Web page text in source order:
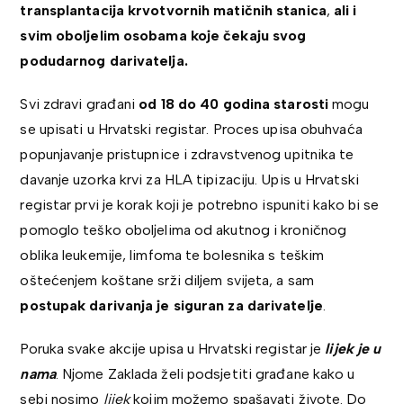
transplantacija krvotvornih matičnih stanica, ali i
svim oboljelim osobama koje čekaju svog
podudarnog darivatelja.
Svi zdravi građani od 18 do 40 godina starosti mogu
se upisati u Hrvatski registar. Proces upisa obuhvaća
popunjavanje pristupnice i zdravstvenog upitnika te
davanje uzorka krvi za HLA tipizaciju. Upis u Hrvatski
registar prvi je korak koji je potrebno ispuniti kako bi se
pomoglo teško oboljelima od akutnog i kroničnog
oblika leukemije, limfoma te bolesnika s teškim
oštećenjem koštane srži diljem svijeta, a sam
postupak darivanja je siguran za darivatelje.
Poruka svake akcije upisa u Hrvatski registar je lijek je u
nama. Njome Zaklada želi podsjetiti građane kako u
sebi nosimo lijekkojim možemo spašavati živote. Do